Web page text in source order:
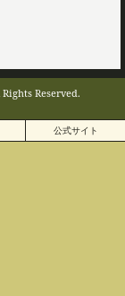
Reserved.
公式サイト